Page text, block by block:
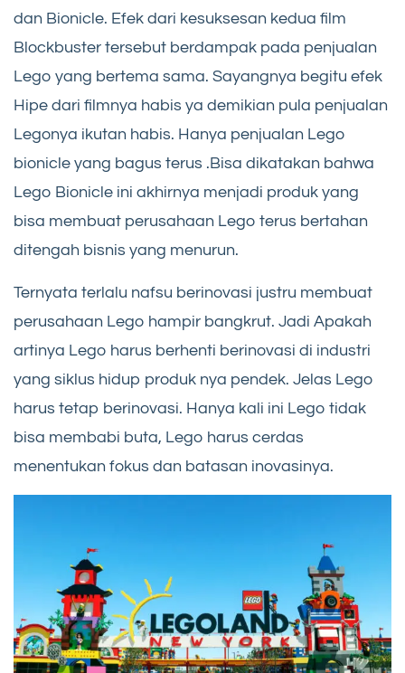
dan Bionicle. Efek dari kesuksesan kedua film
Blockbuster tersebut berdampak pada penjualan
Lego yang bertema sama. Sayangnya begitu efek
Hipe dari filmnya habis ya demikian pula penjualan
Legonya ikutan habis. Hanya penjualan Lego
bionicle yang bagus terus .Bisa dikatakan bahwa
Lego Bionicle ini akhirnya menjadi produk yang
bisa membuat perusahaan Lego terus bertahan
ditengah bisnis yang menurun.
Ternyata terlalu nafsu berinovasi justru membuat
perusahaan Lego hampir bangkrut. Jadi Apakah
artinya Lego harus berhenti berinovasi di industri
yang siklus hidup produk nya pendek. Jelas Lego
harus tetap berinovasi. Hanya kali ini Lego tidak
bisa membabi buta, Lego harus cerdas
menentukan fokus dan batasan inovasinya.